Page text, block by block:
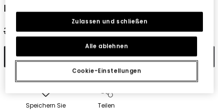
Babyjacke aus orangefarbener Baumwolle
35,95 € 17,95 €
In den Warenkorb
Speichern Sie Teilen
Cookie-Einstellungen
Alle ablehnen
Zulassen und schließen